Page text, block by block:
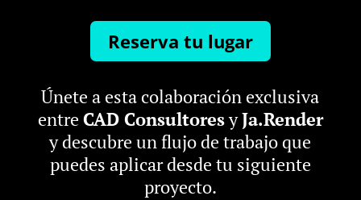
Reserva tu lugar
Únete a esta colaboración exclusiva
entre CAD ConsultoresyJa.Render
y descubre un flujo de trabajo que
puedes aplicar desde tu siguiente
proyecto.